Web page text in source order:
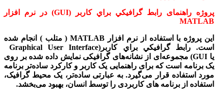
پروژه راهنمای رابط گرافيكي براي كاربر (GUI) در نرم افزار
MATLAB
این پروژه
با استفاده از نرم افزار MATLAB ( متلب ) انجام شده
است.رابط گرافيكي براي كاربر Graphical User Interface)
یا (GUI مجموعه‌ای از نشانه‌‌های گرافیکی نمایش داده شده بر روی
یک برنامه است که برای راهنمایی یک کاربر و کارکرد ساده‌تر برنامه
مورد استفاده قرار می‌گیرد. به عبارتی ساده‌تر، یک محیط گرافیک،
استفاده از برنامه های کاربردی را توسط انسان، بهبود می‌بخشد.